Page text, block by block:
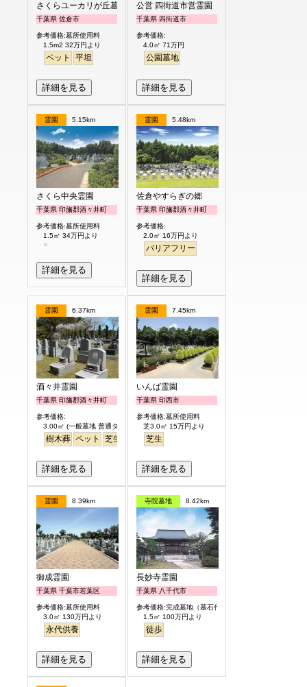
さくらユーカリが丘墓苑
千葉県 佐倉市
参考価格:墓所使用料
1.5m2 32万円より
ペット 平坦
詳細を見る
公営 四街道市営霊園
千葉県 四街道市
参考価格:
4.0㎡ 71万円
公園墓地
詳細を見る
霊園 5.15km
さくら中央霊園
千葉県 印旛郡酒々井町
参考価格:墓所使用料
1.5㎡ 34万円より
詳細を見る
霊園 5.48km
佐倉やすらぎの郷
千葉県 印旛郡酒々井町
参考価格:
2.0㎡ 16万円より
バリアフリー
詳細を見る
霊園 6.37km
酒々井霊園
千葉県 印旛郡酒々井町
参考価格:
3.00㎡ (一般墓地 普通タイプ) 25万円より
樹木葬 ペット 芝生
詳細を見る
霊園 7.45km
いんば霊園
千葉県 印西市
参考価格:墓所使用料
芝3.0㎡ 15万円より
芝生
詳細を見る
霊園 8.39km
御成霊園
千葉県 千葉市若葉区
参考価格:墓所使用料
3.0㎡ 130万円より
永代供養
詳細を見る
寺院墓地 8.42km
長妙寺霊園
千葉県 八千代市
参考価格:完成墓地（墓石代含）
1.5㎡ 100万円より
徒歩
詳細を見る